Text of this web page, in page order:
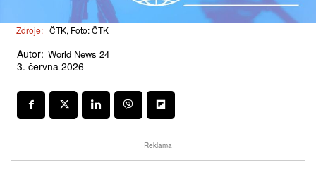
Zdroje: ČTK, Foto: ČTK
Autor: World News 24
3. června 2026
Reklama